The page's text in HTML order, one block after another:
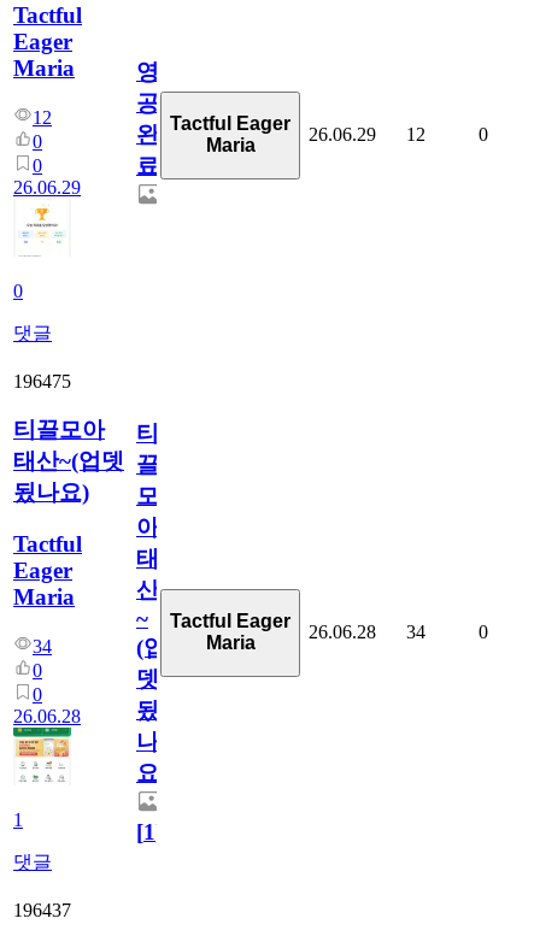
Tactful
Eager
Maria
12
0
0
26.06.29
0
댓글
영
공
완
료
Tactful Eager
Maria
26.06.29 12 0
196475
티끌모아
태산~(업뎃
됬나요)
Tactful
Eager
Maria
34
0
0
26.06.28
1
댓글
티
끌
모
아
태
산
~
(업
뎃
됬
나
요)
[1]
Tactful Eager
Maria
26.06.28 34 0
196437